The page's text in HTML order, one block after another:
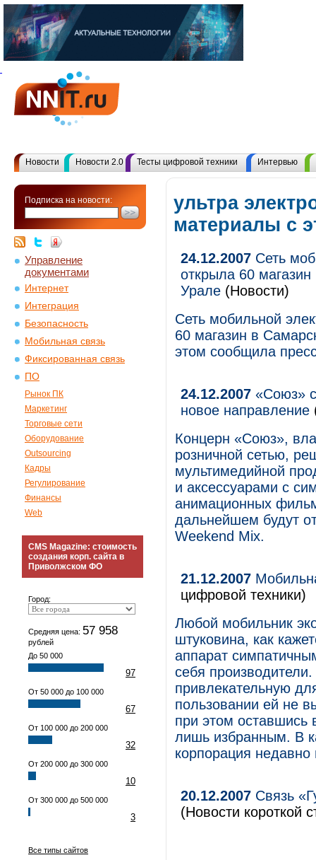
Новости Новости 2.0 Тесты цифровой техники Интервью
Подписка на новости:
Управление
документами
Интернет
Интеграция
Безопасность
Мобильная связь
Фиксированная связь
ПО
Рынок ПК
Маркетинг
Торговые сети
Оборудование
Outsourcing
Кадры
Регулирование
Финансы
Web
CMS Magazine: стоимость
создания корп. сайта в
Приволжском ФО
Город:
Средняя цена: 57 958
рублей
До 50 000
97
От 50 000 до 100 000
67
От 100 000 до 200 000
32
От 200 000 до 300 000
10
От 300 000 до 500 000
3
Все типы сайтов
ультра
материалы с
24.12.2007 Сеть
открыла 60
Урале (Новости)
Сеть мобильной
60 магазин в
этом сообщила
24.12.2007 «Союз»
новое направление
Концерн «Союз»,
розничной сетью,
мультимедийной
и аксессуарами с
анимационных
дальнейшем будут
Weekend Mix.
21.12.2007
цифровой техники)
Любой мобильник
штуковина, как
аппарат
себя
привлекательную
пользовании ей не
при этом оставшись
лишь избранным. В
корпорация
20.12.2007 Связь
(Новости короткой